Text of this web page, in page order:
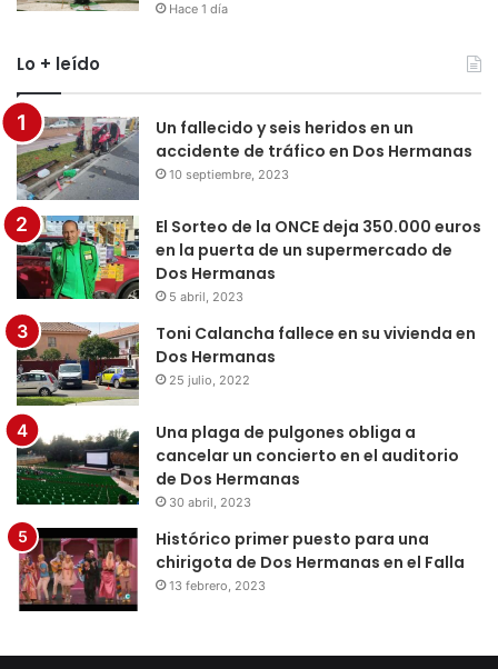
Hace 1 día
Lo + leído
Un fallecido y seis heridos en un
accidente de tráfico en Dos Hermanas
10 septiembre, 2023
El Sorteo de la ONCE deja 350.000 euros
en la puerta de un supermercado de
Dos Hermanas
5 abril, 2023
Toni Calancha fallece en su vivienda en
Dos Hermanas
25 julio, 2022
Una plaga de pulgones obliga a
cancelar un concierto en el auditorio
de Dos Hermanas
30 abril, 2023
Histórico primer puesto para una
chirigota de Dos Hermanas en el Falla
13 febrero, 2023